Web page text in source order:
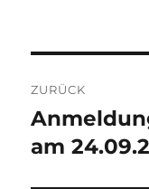
ZURÜCK
Vorheriger
Beitrag:
am